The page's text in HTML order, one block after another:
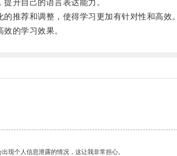
升自己的语言表达能力。
推荐和调整，使得学习更加有针对性和高效。
的学习效果。
现个人信息泄露的情况，这让我非常担心。